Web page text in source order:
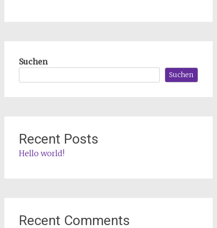
Suchen
Suchen
Recent Posts
Hello world!
Recent Comments